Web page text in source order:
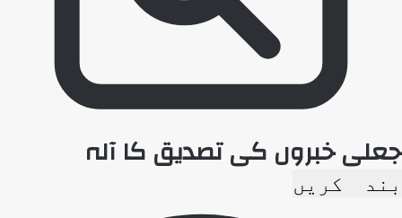
جعلی خبروں کی تصدیق کا آلہ
بند کریں